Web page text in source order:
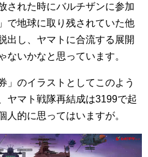
された時にバルチザンに参加
で地球に取り残されていた他
出し、ヤマトに合流する展開
ないかなと思っています。
」のイラストとしてこのよう
ヤマト戦隊再結成は3199で起
人的に思ってはいますが。